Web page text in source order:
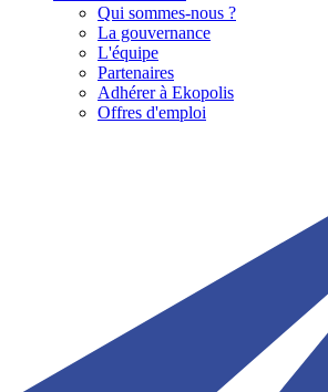
Qui sommes-nous ?
La gouvernance
L'équipe
Partenaires
Adhérer à Ekopolis
Offres d'emploi